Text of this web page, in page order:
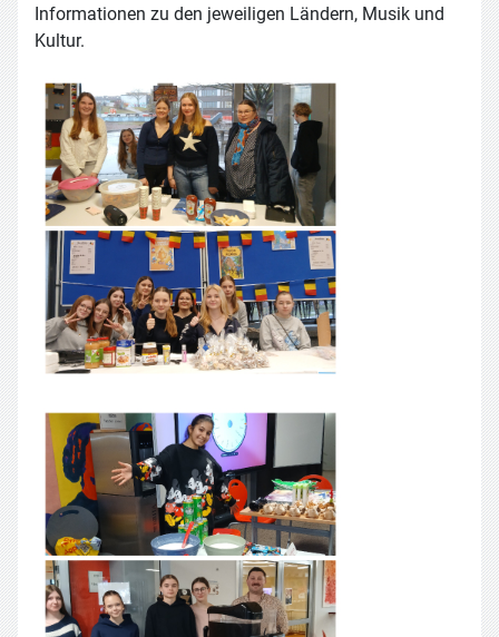
Informationen zu den jeweiligen Ländern, Musik und
Kultur.